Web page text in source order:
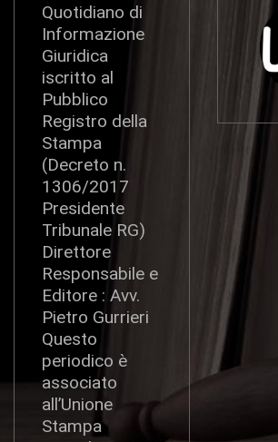
Quotidiano di
Informazione
Giuridica
iscritto al
Pubblico
Registro della
Stampa
(Decreto n.
1306/2017
Presidente
Tribunale RG)
Direttore
Responsabile e
Editore : Avv.
Pietro Gurrieri
Questo
periodico è
associato
all’Unione
Stampa